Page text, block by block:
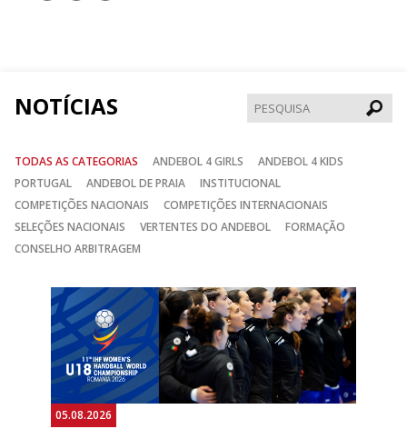
NOTÍCIAS
TODAS AS CATEGORIAS ANDEBOL 4 GIRLS
ANDEBOL 4 KIDS
PORTUGAL
ANDEBOL DE PRAIA
INSTITUCIONAL
COMPETIÇÕES NACIONAIS
COMPETIÇÕES INTERNACIONAIS
SELEÇÕES NACIONAIS
VERTENTES DO ANDEBOL
FORMAÇÃO
CONSELHO ARBITRAGEM
05.08.2026
Anterior